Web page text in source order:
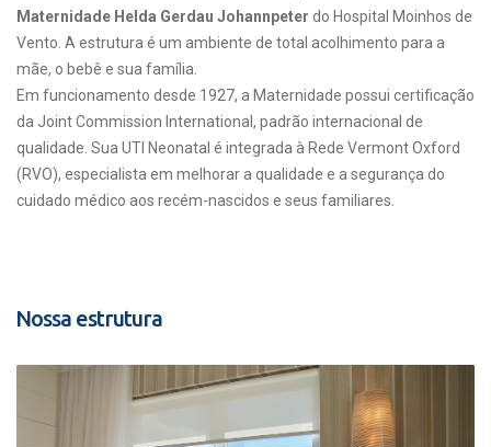
Maternidade Helda Gerdau Johannpeter do Hospital Moinhos de
Vento. A estrutura é um ambiente de total acolhimento para a
mãe, o bebê e sua família.
Em funcionamento desde 1927, a Maternidade possui certificação
da Joint Commission International, padrão internacional de
qualidade. Sua UTI Neonatal é integrada à Rede Vermont Oxford
(RVO), especialista em melhorar a qualidade e a segurança do
cuidado médico aos recém-nascidos e seus familiares.
Nossa estrutura